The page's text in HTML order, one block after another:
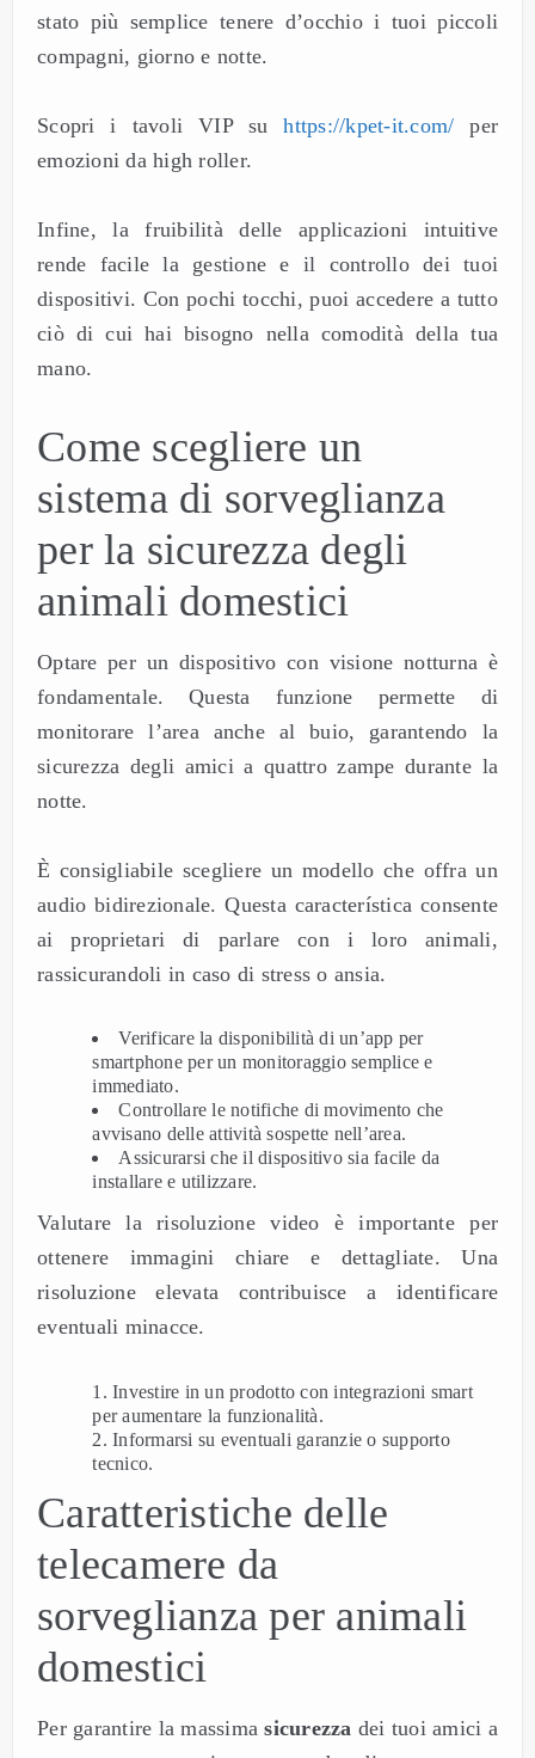
stato più semplice tenere d’occhio i tuoi piccoli
compagni, giorno e notte.
Scopri i tavoli VIP suhttps://kpet-it.com/ per
emozioni da high roller.
Infine, la fruibilità delle applicazioni intuitive
rende facile la gestione e il controllo dei tuoi
dispositivi. Con pochi tocchi, puoi accedere a tutto
ciò di cui hai bisogno nella comodità della tua
mano.
Come scegliere un
sistema di sorveglianza
per la sicurezza degli
animali domestici
Optare per un dispositivo con visione notturna è
fondamentale. Questa funzione permette di
monitorare l’area anche al buio, garantendo la
sicurezza degli amici a quattro zampe durante la
notte.
È consigliabile scegliere un modello che offra un
audio bidirezionale. Questa característica consente
ai proprietari di parlare con i loro animali,
rassicurandoli in caso di stress o ansia.
Verificare la disponibilità di un’app per
smartphone per un monitoraggio semplice e
immediato.
Controllare le notifiche di movimento che
avvisano delle attività sospette nell’area.
Assicurarsi che il dispositivo sia facile da
installare e utilizzare.
Valutare la risoluzione video è importante per
ottenere immagini chiare e dettagliate. Una
risoluzione elevata contribuisce a identificare
eventuali minacce.
Investire in un prodotto con integrazioni smart
per aumentare la funzionalità.
Informarsi su eventuali garanzie o supporto
tecnico.
Caratteristiche delle
telecamere da
sorveglianza per animali
domestici
Per garantire la massimasicurezza dei tuoi amici a